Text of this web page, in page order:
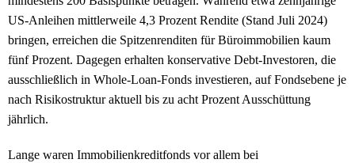
US-Anleihen mittlerweile 4,3 Prozent Rendite (Stand Juli 2024)
bringen, erreichen die Spitzenrenditen für Büroimmobilien kaum
fünf Prozent. Dagegen erhalten konservative Debt-Investoren, die
ausschließlich in Whole-Loan-Fonds investieren, auf Fondsebene je
nach Risikostruktur aktuell bis zu acht Prozent Ausschüttung
jährlich.
Lange waren Immobilienkreditfonds vor allem bei